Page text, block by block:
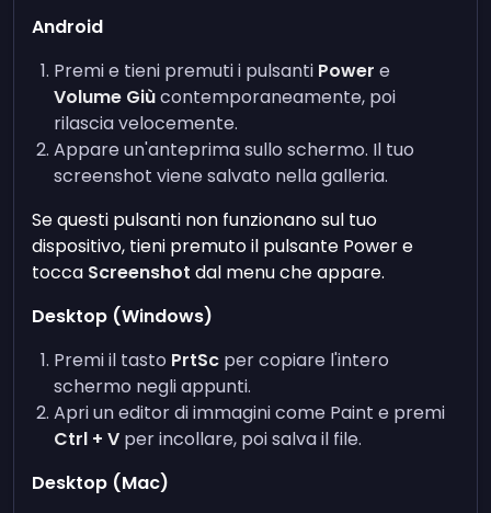
Android
Premi e tieni premuti i pulsanti Power e
Volume Giùcontemporaneamente, poi
rilascia velocemente.
Appare un'anteprima sullo schermo. Il tuo
screenshot viene salvato nella galleria.
Se questi pulsanti non funzionano sul tuo
dispositivo, tieni premuto il pulsante Power e
tocca Screenshot dal menu che appare.
Desktop (Windows)
Premi il tasto PrtSc per copiare l'intero
schermo negli appunti.
Apri un editor di immagini come Paint e premi
Ctrl + V per incollare, poi salva il file.
Desktop (Mac)